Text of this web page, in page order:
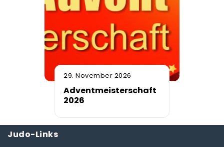
29. November 2026
Adventmeisterschaft
2026
Judo-Links